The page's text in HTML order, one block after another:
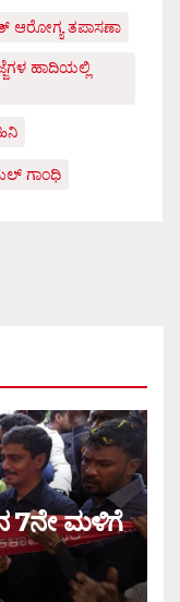
ತಪಾಸಣಾ
ಹಾದಿಯಲ್ಲಿ
ಗಾಂಧಿ
7ನೇ ಮಳಿಗೆ